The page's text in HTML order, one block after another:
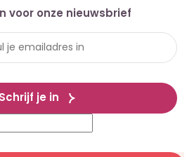
voor onze nieuwsbrief
Schrijf je in